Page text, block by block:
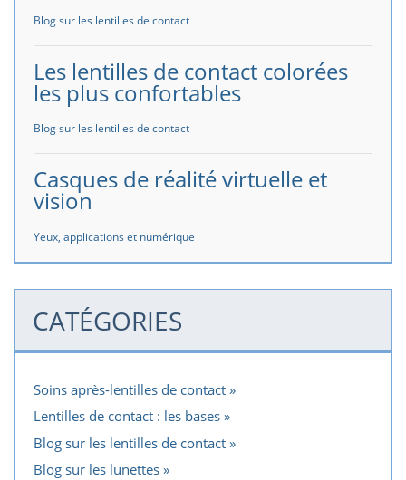
Blog sur les lentilles de contact
Les lentilles de contact colorées
les plus confortables
Blog sur les lentilles de contact
Casques de réalité virtuelle et
vision
Yeux, applications et numérique
CATÉGORIES
Soins après-lentilles de contact
Lentilles de contact : les bases
Blog sur les lentilles de contact
Blog sur les lunettes